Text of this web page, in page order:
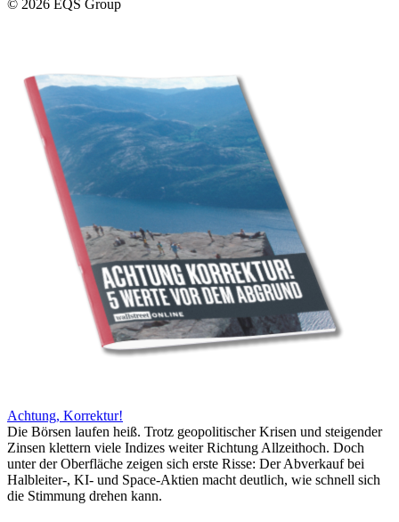
© 2026 EQS Group
Achtung, Korrektur!
Die Börsen laufen heiß. Trotz geopolitischer Krisen und steigender
Zinsen klettern viele Indizes weiter Richtung Allzeithoch. Doch
unter der Oberfläche zeigen sich erste Risse: Der Abverkauf bei
Halbleiter-, KI- und Space-Aktien macht deutlich, wie schnell sich
die Stimmung drehen kann.